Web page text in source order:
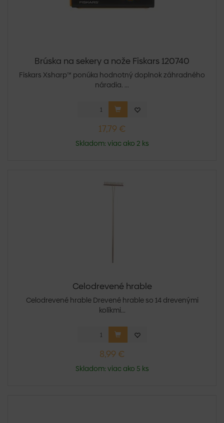
Brúska na sekery a nože Fiskars 120740
Fiskars Xsharp™ ponúka hodnotný doplnok záhradného
náradia. ...
17,79 €
Skladom: viac ako 2 ks
Celodrevené hrable
Celodrevené hrable Drevené hrable so 14 drevenými
kolíkmi...
8,99 €
Skladom: viac ako 5 ks